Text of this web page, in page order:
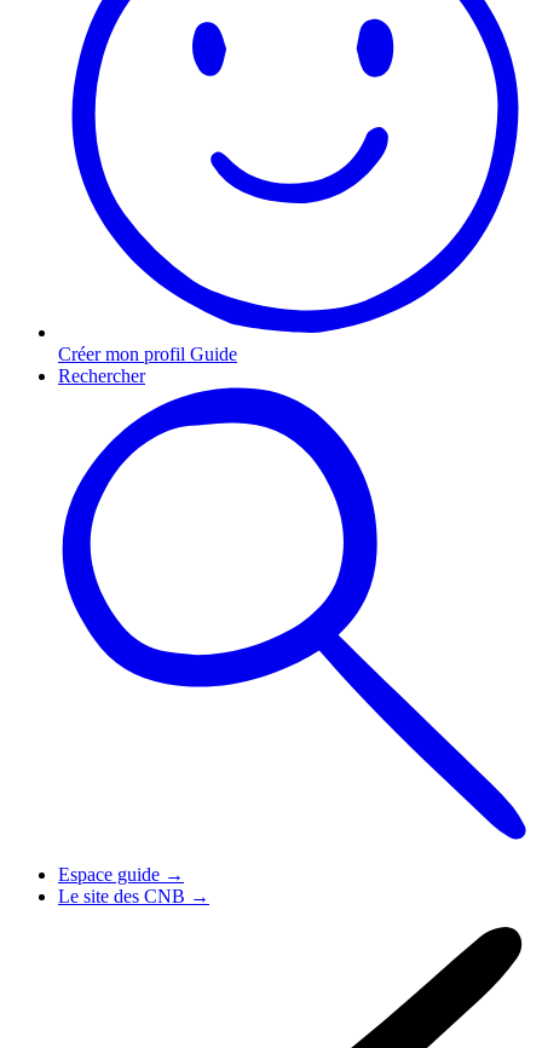
Créer mon profil Guide
Rechercher
Espace guide →
Le site des CNB →